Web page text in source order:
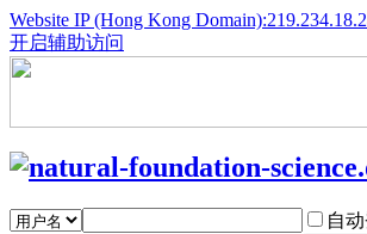
Website IP (Hong Kong
开启辅助访问
自